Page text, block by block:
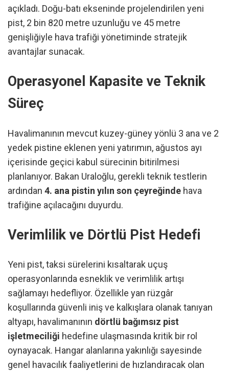
açıkladı. Doğu-batı ekseninde projelendirilen yeni
pist, 2 bin 820 metre uzunluğu ve 45 metre
genişliğiyle hava trafiği yönetiminde stratejik
avantajlar sunacak.
Operasyonel Kapasite ve Teknik
Süreç
Havalimanının mevcut kuzey-güney yönlü 3 ana ve 2
yedek pistine eklenen yeni yatırımın, ağustos ayı
içerisinde geçici kabul sürecinin bitirilmesi
planlanıyor. Bakan Uraloğlu, gerekli teknik testlerin
ardından 4. ana pistin yılın son çeyreğinde hava
trafiğine açılacağını duyurdu.
Verimlilik ve Dörtlü Pist Hedefi
Yeni pist, taksi sürelerini kısaltarak uçuş
operasyonlarında esneklik ve verimlilik artışı
sağlamayı hedefliyor. Özellikle yan rüzgâr
koşullarında güvenli iniş ve kalkışlara olanak tanıyan
altyapı, havalimanının dörtlü bağımsız pist
işletmeciliği hedefine ulaşmasında kritik bir rol
oynayacak. Hangar alanlarına yakınlığı sayesinde
genel havacılık faaliyetlerini de hızlandıracak olan